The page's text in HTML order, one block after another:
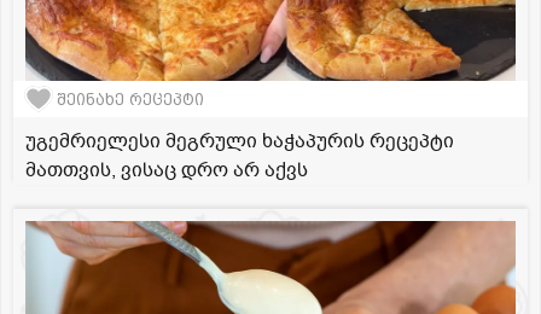
შეინახე რეცეპტი
უგემრიელესი მეგრული ხაჭაპურის რეცეპტი
მათთვის, ვისაც დრო არ აქვს